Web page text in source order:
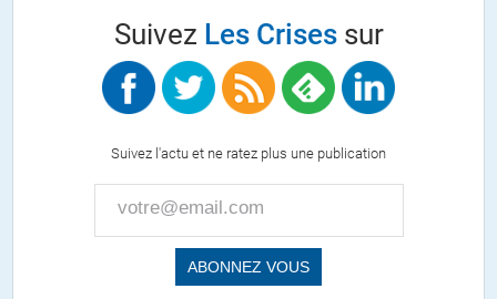
ALERTER
bogdan //09.03.2021 à 15h35
oui c’est de l’eau et l’eau est incompressible. Donc elle empêche
Vous conviendrez que lorsqu’on produit du pétrole, il faut qu’il
compacte d’où les mini tremblements de terre.
Notez qu’à 3500 mètres sous terre, la pression dans la roche est
Suivez Les Crisessur
Suivez l'actu et ne ratez plus une publication